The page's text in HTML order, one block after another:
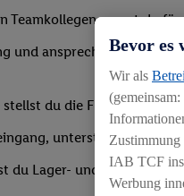
Teamkollegen sorgst du
und ansprechender
stellst du die
unterstützt bei
du Lager- und
Bevor es
Wir als
Zustimmung
IAB TCF
Werbung